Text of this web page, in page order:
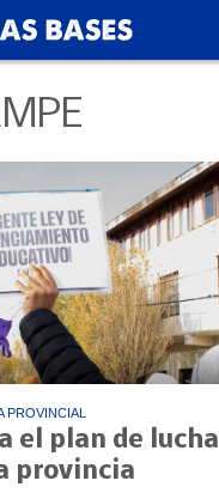
PROVINCIAL
el plan de lucha
provincia